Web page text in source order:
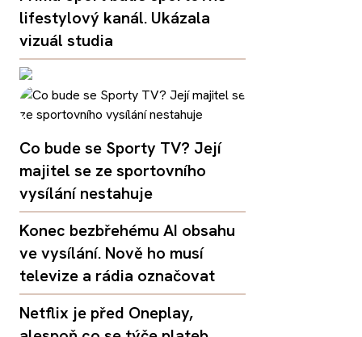
lifestylový kanál. Ukázala
vizuál studia
Co bude se Sporty TV? Její
majitel se ze sportovního
vysílání nestahuje
Konec bezbřehému AI obsahu
ve vysílání. Nově ho musí
televize a rádia označovat
Netflix je před Oneplay,